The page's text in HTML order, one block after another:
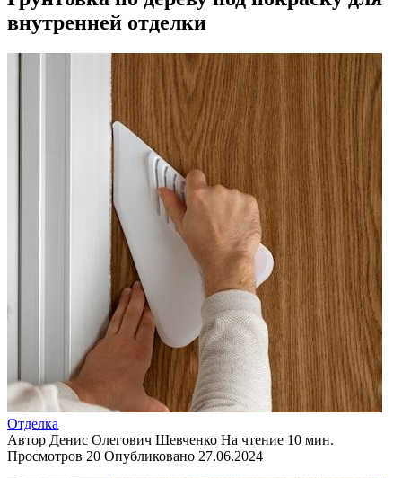
внутренней отделки
Отделка
Автор Денис Олегович Шевченко На чтение 10 мин.
Просмотров 20 Опубликовано 27.06.2024